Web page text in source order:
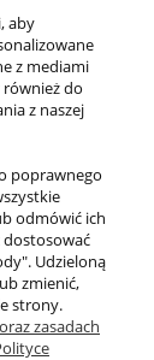
aby
z mediami
do
z naszej
poprawnego
odmówić ich
dostosować
Udzieloną
zmienić,
strony.
zasadach